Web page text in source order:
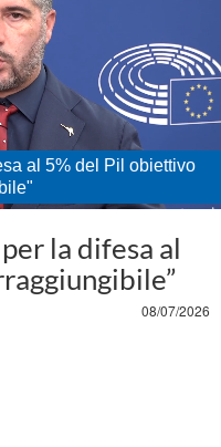
al 5% del Pil obiettivo
la difesa al
08/07/2026